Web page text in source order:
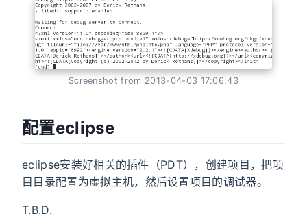
Screenshot from 2013-04-03 17:06:43
配置eclipse
eclipse安装好相关的插件（PDT），创建项目，把项
目目录配置为虚拟主机，然后设置项目的调试器。
T.B.D.